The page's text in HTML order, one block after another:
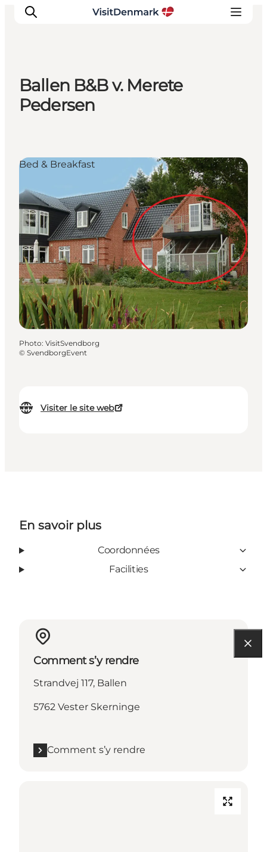
Inspirations
Planifiez votre voyage
Ballen B&B v. Merete
Pedersen
Visiter le site web
Bed & Breakfast
Photo: VisitSvendborg
© SvendborgEvent
En savoir plus
Coordonnées
Facilities
Comment s’y rendre
Strandvej 117, Ballen
5762 Vester Skerninge
Comment s’y rendre